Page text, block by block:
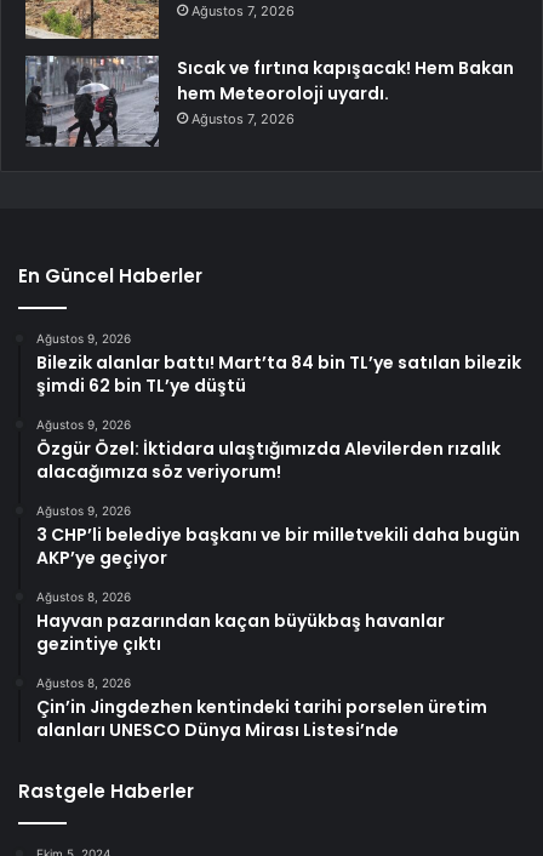
Ağustos 7, 2026
Sıcak ve fırtına kapışacak! Hem Bakan
hem Meteoroloji uyardı.
Ağustos 7, 2026
En Güncel Haberler
Ağustos 9, 2026
Bilezik alanlar battı! Mart’ta 84 bin TL’ye satılan bilezik
şimdi 62 bin TL’ye düştü
Ağustos 9, 2026
Özgür Özel: İktidara ulaştığımızda Alevilerden rızalık
alacağımıza söz veriyorum!
Ağustos 9, 2026
3 CHP’li belediye başkanı ve bir milletvekili daha bugün
AKP’ye geçiyor
Ağustos 8, 2026
Hayvan pazarından kaçan büyükbaş havanlar
gezintiye çıktı
Ağustos 8, 2026
Çin’in Jingdezhen kentindeki tarihi porselen üretim
alanları UNESCO Dünya Mirası Listesi’nde
Rastgele Haberler